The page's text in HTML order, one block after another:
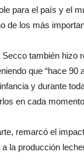
para el país y el
de los más
Secco también hizo
que “hace 90
y durante
en cada
remarcó el
la producción